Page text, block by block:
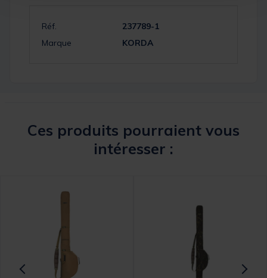
Réf.
237789-1
Marque
KORDA
Ces produits pourraient vous
intéresser :